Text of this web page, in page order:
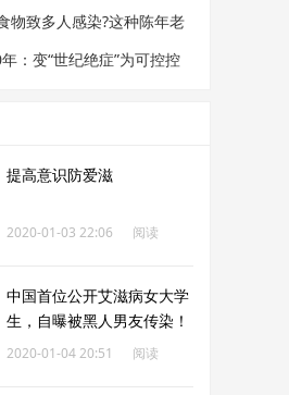
物致多人感染?这种陈年老
：变“世纪绝症”为可控控
提高意识防爱滋
2020-01-03 22:06
阅读
中国首位公开艾滋病女大学
生，自曝被黑人男友传染！
如何预防艾滋
2020-01-04 20:51
阅读